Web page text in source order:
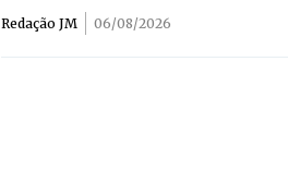
Redação JM 06/08/2026